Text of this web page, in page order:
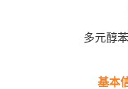
多元醇
基本